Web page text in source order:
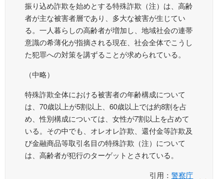
振り込め詐欺を始めとする特殊詐欺（注）は、高齢
者が主な被害者層であり、多大な被害が生じてい
る。一人暮らしの高齢者が増加し、地域社会の連帯
意識の希薄化が指摘される現在、社会全体でこうし
た犯罪への対策を講ずることが求められている。
（中略）
特殊詐欺全体における被害者の年齢構成について
は、70歳以上が5割以上、60歳以上では約8割を占
め、性別構成については、女性が7割以上を占めて
いる。その中でも、オレオレ詐欺、還付金等詐欺及
び金融商品等取引名目の特殊詐欺（注）について
は、高齢者が犯行のターゲットとされている。
引用： 警察庁